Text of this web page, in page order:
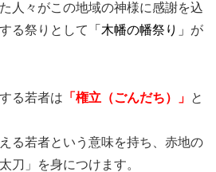
人々がこの地域の神様に感謝を込
る祭りとして
「木幡の幡祭り」 が
る若者は 「権立（ごんだち）」 と
る若者という意味を持ち、赤地の
刀」を身につけます。